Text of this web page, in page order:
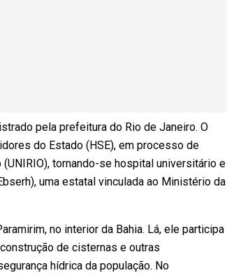
pela prefeitura do Rio de Janeiro. O
do Estado (HSE), em processo de
tornando-se hospital universitário e
uma estatal vinculada ao Ministério da
no interior da Bahia. Lá, ele participa
de cisternas e outras
hídrica da população. No